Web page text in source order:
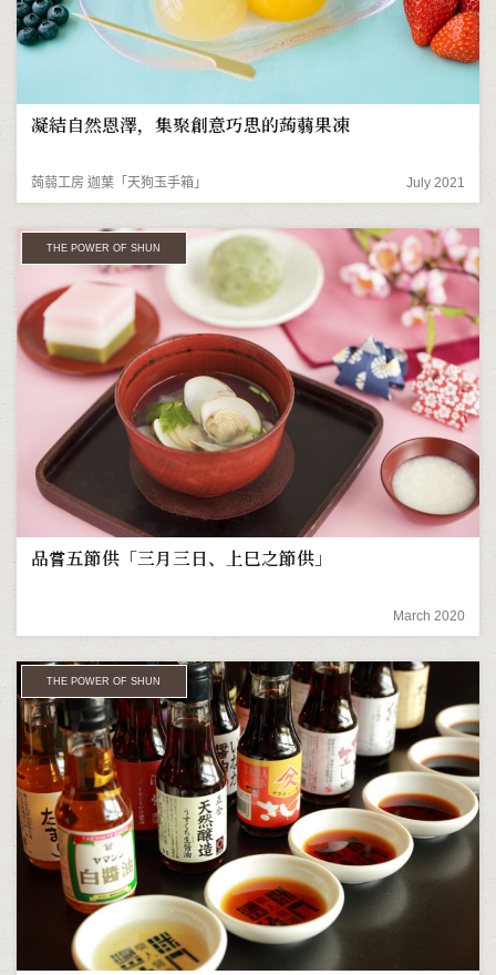
凝結自然恩澤，集聚創意巧思的蒟蒻果凍
蒟蒻工房 迦葉「天狗玉手箱」 July 2021
THE POWER OF SHUN
品嘗五節供「三月三日、上巳之節供」
March 2020
THE POWER OF SHUN